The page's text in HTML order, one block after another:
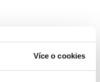
Více o cookies